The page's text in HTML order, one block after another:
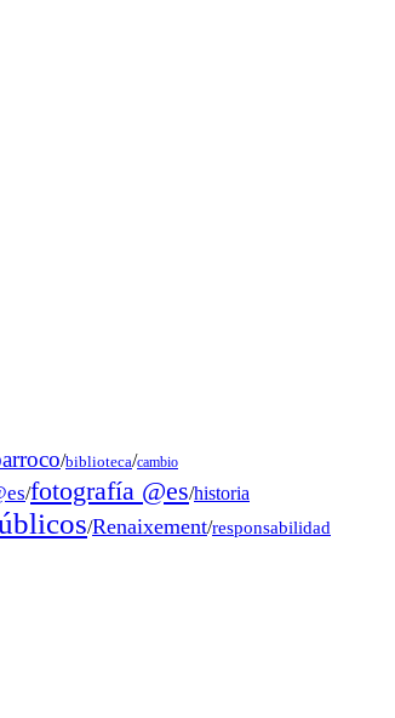
/biblioteca/cambio
/fotografía @es/historia
/Renaixement/responsabilidad